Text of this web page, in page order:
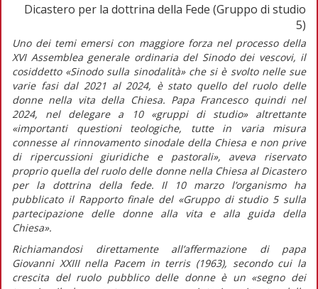
Dicastero per la dottrina della Fede (Gruppo di studio
5)
Uno dei temi emersi con maggiore forza nel processo della
XVI Assemblea generale ordinaria del Sinodo dei vescovi, il
cosiddetto «Sinodo sulla sinodalità» che si è svolto nelle sue
varie fasi dal 2021 al 2024, è stato quello del ruolo delle
donne nella vita della Chiesa. Papa Francesco quindi nel
2024, nel delegare a 10 «gruppi di studio» altrettante
«importanti questioni teologiche, tutte in varia misura
connesse al rinnovamento sinodale della Chiesa e non prive
di ripercussioni giuridiche e pastorali», aveva riservato
proprio quella del ruolo delle donne nella Chiesa al Dicastero
per la dottrina della fede. Il 10 marzo l’organismo ha
pubblicato il Rapporto finale del «Gruppo di studio 5 sulla
partecipazione delle donne alla vita e alla guida della
Chiesa».
Richiamandosi direttamente all’affermazione di papa
Giovanni XXIII nella Pacem in terris (1963), secondo cui la
crescita del ruolo pubblico delle donne è un «segno dei